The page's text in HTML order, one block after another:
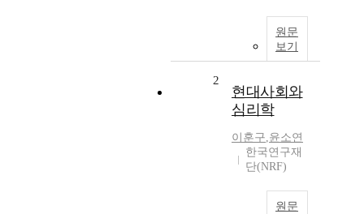
원문
보기
2
현대사회와
심리학
이훈구,윤소연
한국연구재
단(NRF)
원문